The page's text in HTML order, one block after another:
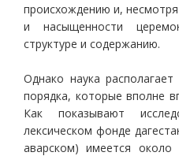
происхождению и,
и насыщенности
структуре и содержанию.
Однако наука располагает
порядка, которые вполне
Как показывают
лексическом фонде
аварском) имеется